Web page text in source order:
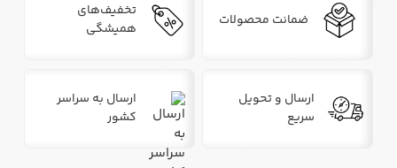
ضمانت محصولات
تخفیف‌های
همیشگی
ارسال و تحویل
سریع
ارسال به سراسر
کشور